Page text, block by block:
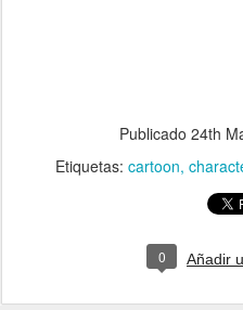
Publicado 24th
Etiquetas: cartoon
0 Añadir